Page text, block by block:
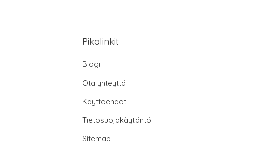
Pikalinkit
Blogi
Ota yhteyttä
Käyttöehdot
Tietosuojakäytäntö
Sitemap